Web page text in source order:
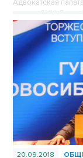
Адвокатская
письме СМИ.
сведениях о месте
продолжают
20.09.2018